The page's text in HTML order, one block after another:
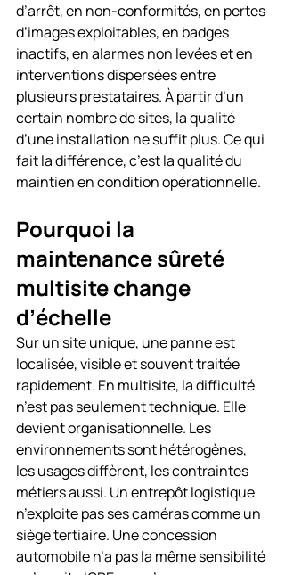
d’arrêt, en non-conformités, en pertes
d’images exploitables, en badges
inactifs, en alarmes non levées et en
interventions dispersées entre
plusieurs prestataires. À partir d’un
certain nombre de sites, la qualité
d’une installation ne suffit plus. Ce qui
fait la différence, c’est la qualité du
maintien en condition opérationnelle.
Pourquoi la
maintenance sûreté
multisite change
d’échelle
Sur un site unique, une panne est
localisée, visible et souvent traitée
rapidement. En multisite, la difficulté
n’est pas seulement technique. Elle
devient organisationnelle. Les
environnements sont hétérogènes,
les usages diffèrent, les contraintes
métiers aussi. Un entrepôt logistique
n’exploite pas ses caméras comme un
siège tertiaire. Une concession
automobile n’a pas la même sensibilité